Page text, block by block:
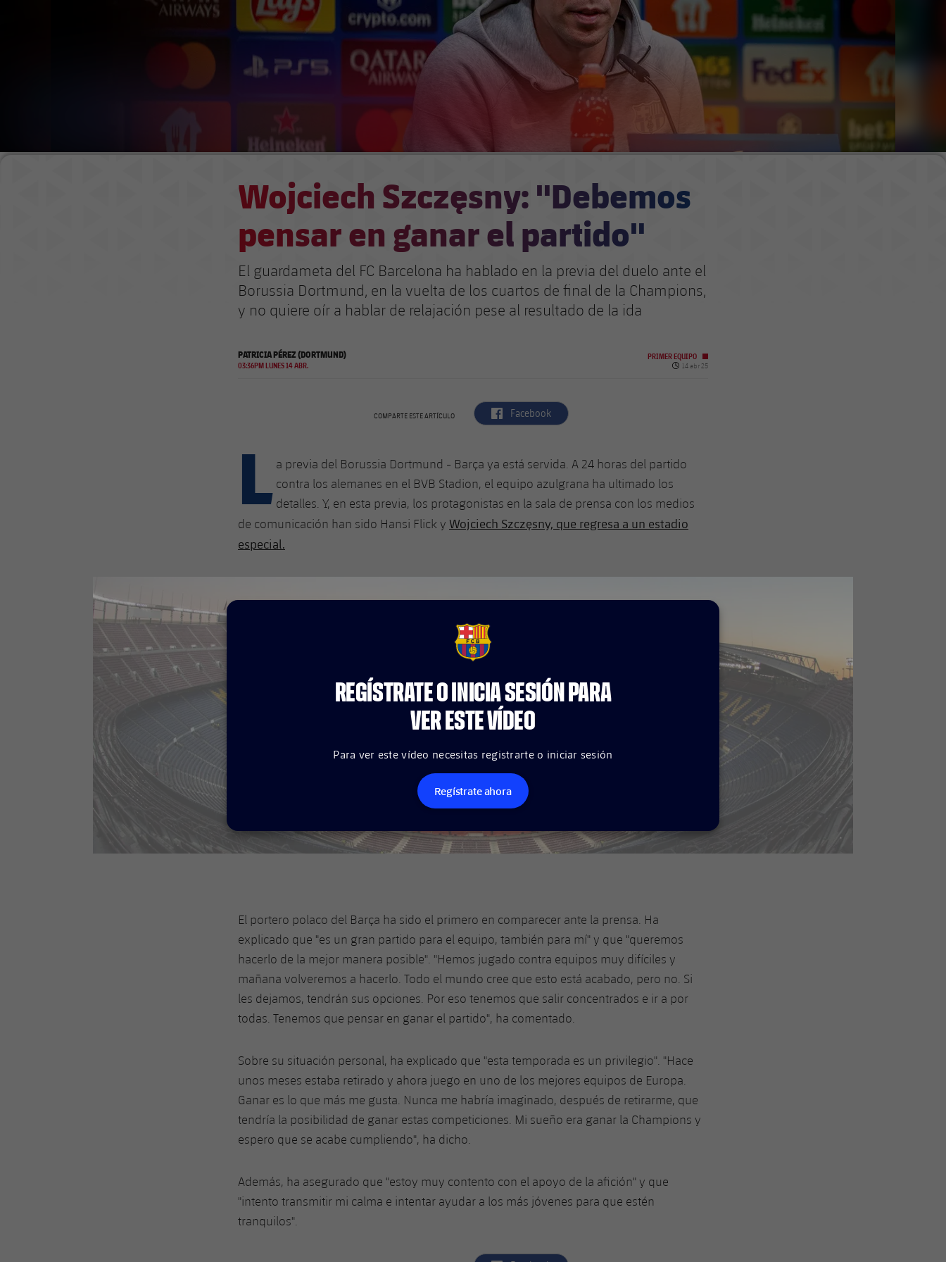
Wojciech Szczęsny: "Debemos
pensar en ganar el partido"
El guardameta del FC Barcelona ha hablado en la previa del duelo ante el
Borussia Dortmund, en la vuelta de los cuartos de final de la Champions,
y no quiere oír a hablar de relajación pese al resultado de la ida
PATRICIA PÉREZ (DORTMUND)
03:36PM LUNES 14 ABR.
PRIMER EQUIPO
Fecha de publicación
14 abr 25
COMPARTE ESTE ARTÍCULO label.aria.facebook
Facebook
L a previa del Borussia Dortmund - Barça ya está servida. A 24 horas del partido
contra los alemanes en el BVB Stadion, el equipo azulgrana ha ultimado los
detalles. Y, en esta previa, los protagonistas en la sala de prensa con los medios
de comunicación han sido Hansi Flick y Wojciech Szczęsny, que regresa a un estadio
especial.
FCB Barcelona badge
REGÍSTRATE O INICIA SESIÓN PARA
VER ESTE VÍDEO
Para ver este vídeo necesitas registrarte o iniciar sesión
Regístrate ahora
El portero polaco del Barça ha sido el primero en comparecer ante la prensa. Ha
explicado que "es un gran partido para el equipo, también para mí" y que "queremos
hacerlo de la mejor manera posible". "Hemos jugado contra equipos muy difíciles y
mañana volveremos a hacerlo. Todo el mundo cree que esto está acabado, pero no. Si
les dejamos, tendrán sus opciones. Por eso tenemos que salir concentrados e ir a por
todas. Tenemos que pensar en ganar el partido", ha comentado.
Sobre su situación personal, ha explicado que "esta temporada es un privilegio". "Hace
unos meses estaba retirado y ahora juego en uno de los mejores equipos de Europa.
Ganar es lo que más me gusta. Nunca me habría imaginado, después de retirarme, que
tendría la posibilidad de ganar estas competiciones. Mi sueño era ganar la Champions y
espero que se acabe cumpliendo", ha dicho.
Además, ha asegurado que "estoy muy contento con el apoyo de la afición" y que
"intento transmitir mi calma e intentar ayudar a los más jóvenes para que estén
tranquilos".